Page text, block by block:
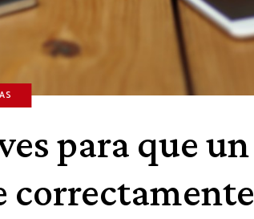
para que un
correctamente